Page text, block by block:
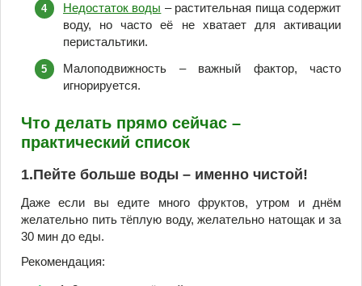
Недостаток воды – растительная пища содержит
воду, но часто её не хватает для активации
перистальтики.
Малоподвижность – важный фактор, часто
игнорируется.
Что делать прямо сейчас –
практический список
1.Пейте больше воды – именно чистой!
Даже если вы едите много фруктов, утром и днём
желательно пить тёплую воду, желательно натощак и за
30 мин до еды.
Рекомендация: